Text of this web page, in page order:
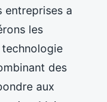
entreprises a
les
des
aux